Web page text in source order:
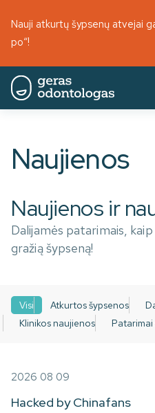
Nauji atkurtų šypsenų atvejai
po“!
Naujienos
Naujienos ir
Dalijamės patarimais,
gražią šypseną!
Visi Atkurtos šypsenos
Klinikos naujienos
Patarimai
2026 08 09
Hacked by Chinafans